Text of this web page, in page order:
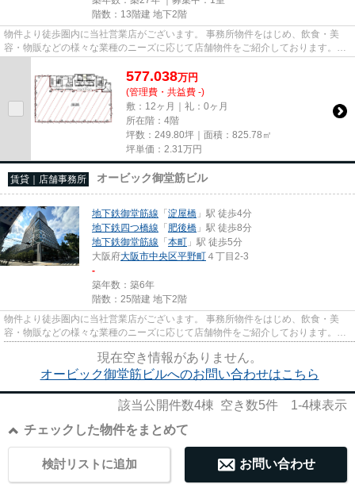
階数：13階建 地下2階
物件より徒歩圏内に当社営業店がございます。 事務所物件をはじめ、飲食・美
容・物販などの様々な業種のニーズに応じて店舗物件をご紹介しております。
尚、弊社ではおとり広告は一切...
577.038万円
(管理費・共益費 -)
敷：12ヶ月｜礼：0ヶ月
所在階：4階
坪数：249.80坪｜面積：825.78㎡
坪単価： 2.31 万円
賃貸｜店舗事務所 オービック御堂筋ビル
地下鉄御堂筋線 「淀屋橋 」駅 徒歩4分
地下鉄四つ橋線 「肥後橋 」駅 徒歩8分
地下鉄御堂筋線 「本町 」駅 徒歩5分
大阪府大阪市中央区平野町 ４丁目2-3
-
築年数：築6年
階数：25階建 地下2階
物件より徒歩圏内に当社営業店がございます。 事務所物件をはじめ、飲食・美
容・物販などの様々な業種のニーズに応じて店舗物件をご紹介しております。
尚、弊社ではおとり広告は一切...
現在空き情報がありません。
オービック御堂筋ビルへのお問い合わせはこちら
該当公開件数4棟 空き数5件 1-4棟表示
チェックした物件をまとめて
お問い合わせ
検討リストに追加